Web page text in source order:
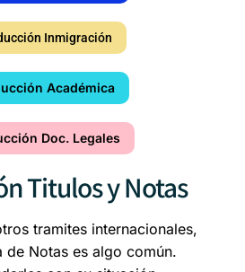
Inmigración
Académica
Doc. Legales
Titulos y Notas
tramites internacionales,
Notas es algo común.